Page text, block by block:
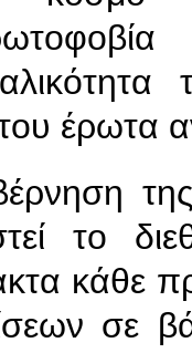
έρωτα
το
κάθε
σε